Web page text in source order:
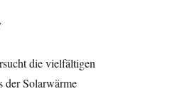
die vielfältigen
der Solarwärme